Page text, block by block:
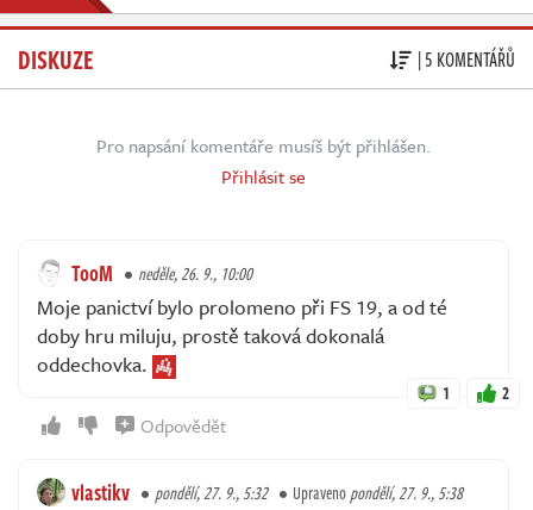
DISKUZE | 5 KOMENTÁŘŮ
Pro napsání komentáře musíš být přihlášen.
Přihlásit se
TooM neděle, 26. 9., 10:00
Moje panictví bylo prolomeno při FS 19, a od té
doby hru miluju, prostě taková dokonalá
oddechovka.
1 2
Odpovědět
vlastikv pondělí, 27. 9., 5:32 Upravenopondělí, 27. 9., 5:38